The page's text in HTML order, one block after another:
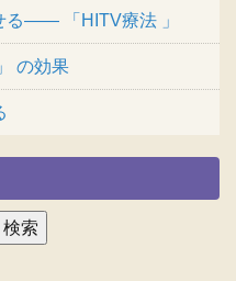
る―― 「HITV療法 」
の効果